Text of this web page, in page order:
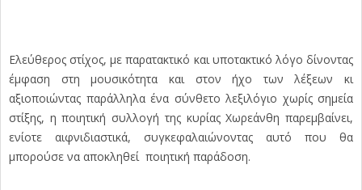
Ελεύθερος στίχος, με παρατακτικό και υποτακτικό λόγο δίνοντας
έμφαση στη μουσικότητα και στον ήχο των λέξεων κι
αξιοποιώντας παράλληλα ένα σύνθετο λεξιλόγιο χωρίς σημεία
στίξης, η ποιητική συλλογή της κυρίας Χωρεάνθη παρεμβαίνει,
ενίοτε αιφνιδιαστικά, συγκεφαλαιώνοντας αυτό που θα
μπορούσε να αποκληθεί ποιητική παράδοση.